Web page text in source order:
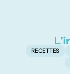
RECETTES